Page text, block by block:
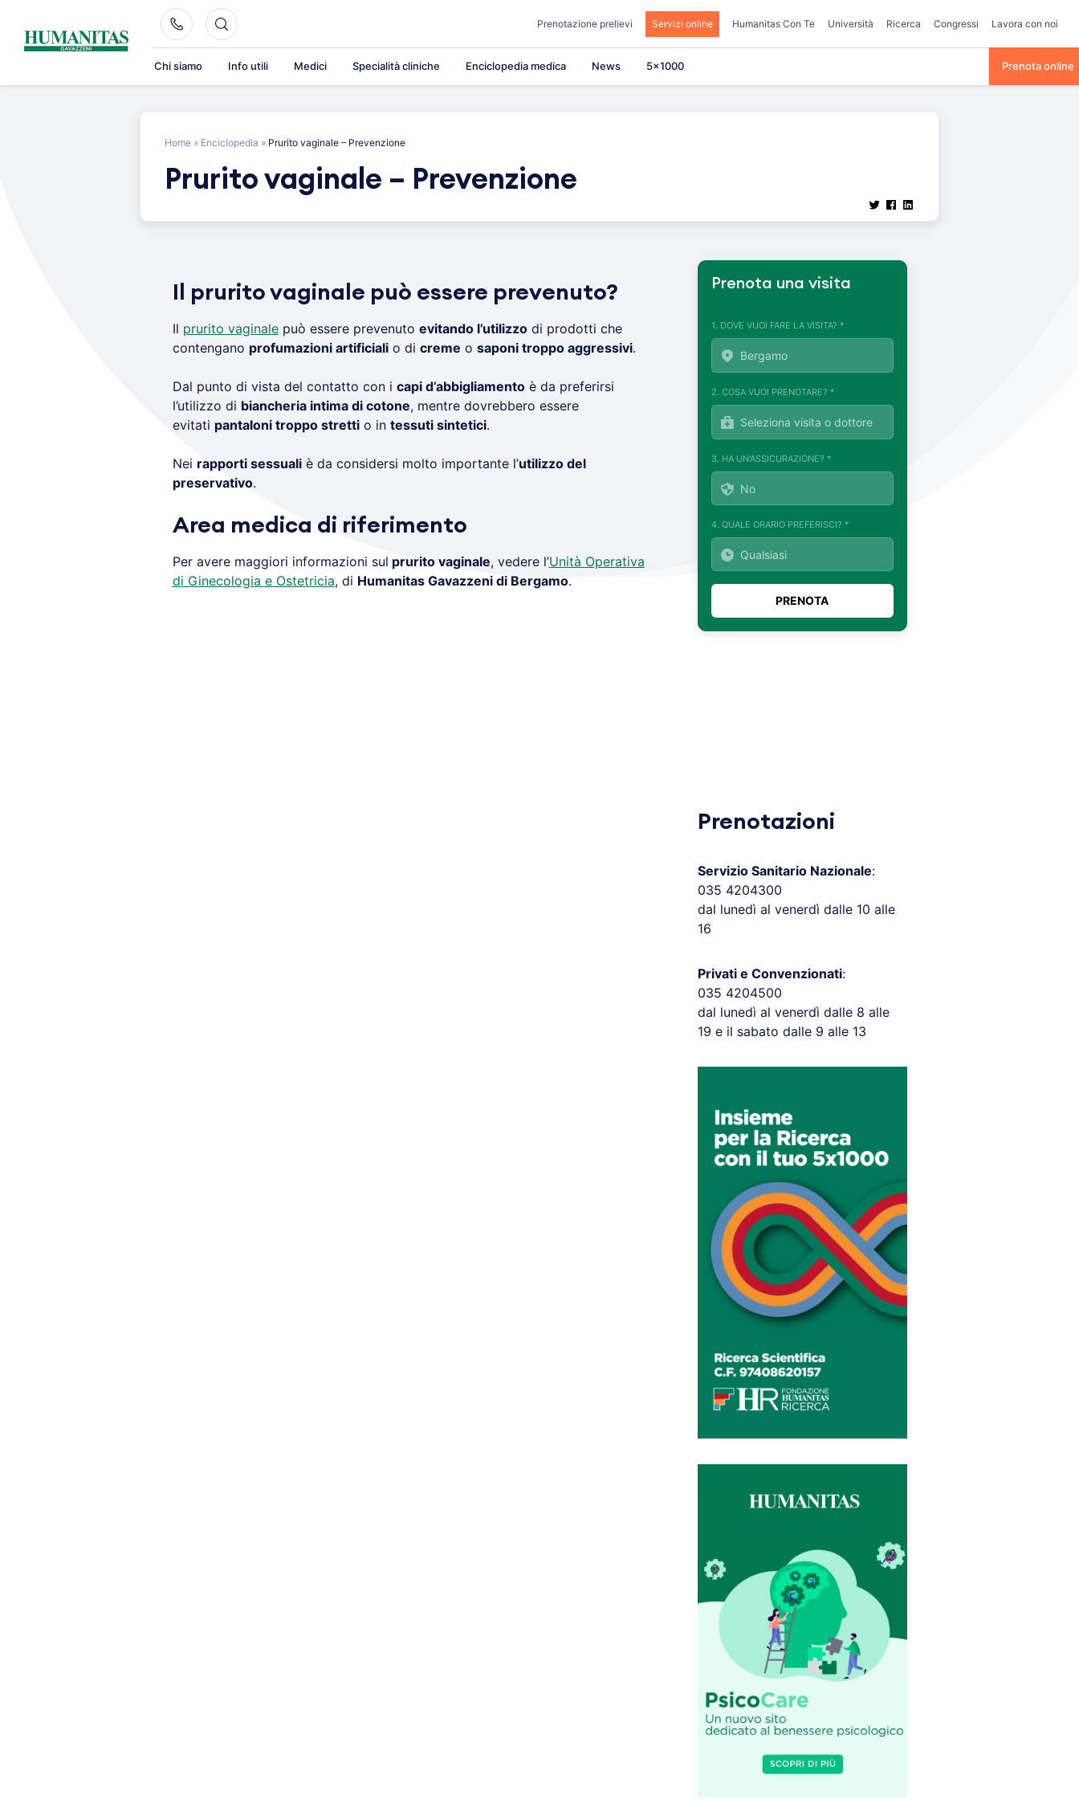
content
Prenotazione prelievi Servizi online Humanitas Con Te Università Ricerca Congressi Lavora con noi
Chi siamo Info utili Medici Specialità cliniche Enciclopedia medica News 5×1000 Prenota online
Home » Enciclopedia » Prurito vaginale – Prevenzione
Prurito vaginale – Prevenzione
Il prurito vaginale può essere prevenuto?
Il prurito vaginalepuò essere prevenuto evitando l’utilizzodi prodotti che
contengano profumazioni artificialio di creme o saponi troppo aggressivi.
Dal punto di vista del contatto con i capi d’abbigliamentoè da preferirsi
l’utilizzo di biancheria intima di cotone, mentre dovrebbero essere
evitati pantaloni troppo strettio in tessuti sintetici.
Nei rapporti sessualiè da considersi molto importante l’utilizzo del
preservativo.
Area medica di riferimento
Per avere maggiori informazioni sul prurito vaginale, vedere l’Unità Operativa
di Ginecologia e Ostetricia, di Humanitas Gavazzeni di Bergamo.
Prenota una visita
1. DOVE VUOI FARE LA VISITA? *
2. COSA VUOI PRENOTARE? *
3. HA UN'ASSICURAZIONE? *
4. QUALE ORARIO PREFERISCI? *
Prenotazioni
Servizio Sanitario Nazionale:
035 4204300
dal lunedì al venerdì dalle 10 alle
16
Privati e Convenzionati:
035 4204500
dal lunedì al venerdì dalle 8 alle
19 e il sabato dalle 9 alle 13